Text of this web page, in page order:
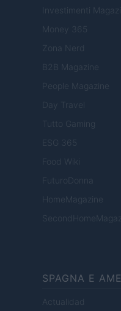
Investimenti
Money 365
Zona Nerd
B2B Magazine
People Magazine
Day Travel
Tutto Gaming
ESG 365
Food Wiki
FuturoDonna
HomeMagazine
SPAGNA E
Actualidad